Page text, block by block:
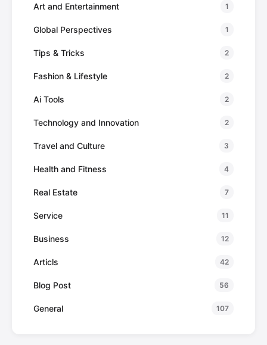
Art and Entertainment 1
Global Perspectives 1
Tips & Tricks 2
Fashion & Lifestyle 2
Ai Tools 2
Technology and Innovation 2
Travel and Culture 3
Health and Fitness 4
Real Estate 7
Service 11
Business 12
Articls 42
Blog Post 56
General 107